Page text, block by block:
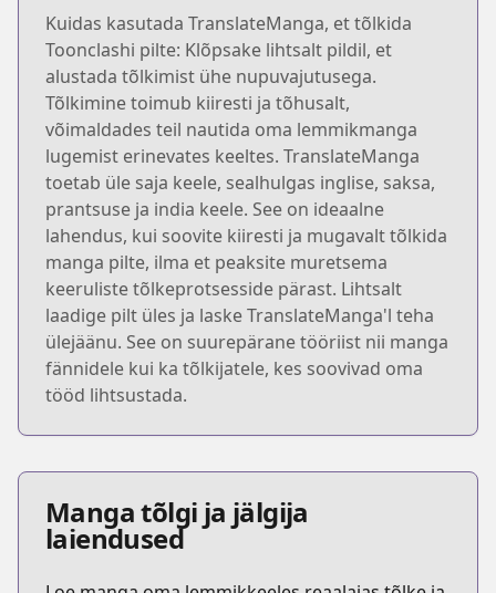
Kuidas kasutada TranslateManga, et tõlkida
Toonclashi pilte: Klõpsake lihtsalt pildil, et
alustada tõlkimist ühe nupuvajutusega.
Tõlkimine toimub kiiresti ja tõhusalt,
võimaldades teil nautida oma lemmikmanga
lugemist erinevates keeltes. TranslateManga
toetab üle saja keele, sealhulgas inglise, saksa,
prantsuse ja india keele. See on ideaalne
lahendus, kui soovite kiiresti ja mugavalt tõlkida
manga pilte, ilma et peaksite muretsema
keeruliste tõlkeprotsesside pärast. Lihtsalt
laadige pilt üles ja laske TranslateManga'l teha
ülejäänu. See on suurepärane tööriist nii manga
fännidele kui ka tõlkijatele, kes soovivad oma
tööd lihtsustada.
Manga tõlgi ja jälgija
laiendused